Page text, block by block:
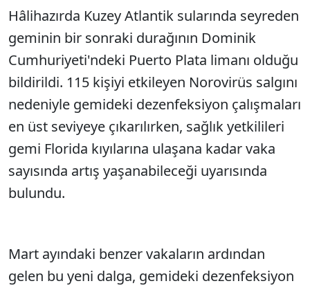
Hâlihazırda Kuzey Atlantik sularında seyreden
geminin bir sonraki durağının Dominik
Cumhuriyeti'ndeki Puerto Plata limanı olduğu
bildirildi. 115 kişiyi etkileyen Norovirüs salgını
nedeniyle gemideki dezenfeksiyon çalışmaları
en üst seviyeye çıkarılırken, sağlık yetkilileri
gemi Florida kıyılarına ulaşana kadar vaka
sayısında artış yaşanabileceği uyarısında
bulundu.
Mart ayındaki benzer vakaların ardından
gelen bu yeni dalga, gemideki dezenfeksiyon